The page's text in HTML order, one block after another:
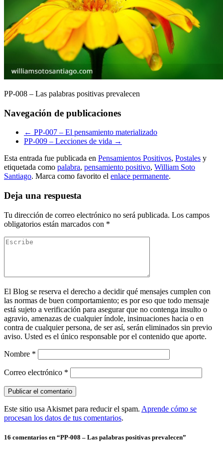
PP-008 – Las palabras positivas prevalecen
Navegación de publicaciones
← PP-007 – El pensamiento materializado
PP-009 – Lecciones de vida →
Esta entrada fue publicada en Pensamientos Positivos, Postales y
etiquetada como palabra, pensamiento positivo, William Soto
Santiago. Marca como favorito el enlace permanente.
Deja una respuesta
Tu dirección de correo electrónico no será publicada. Los campos
obligatorios están marcados con *
El Blog se reserva el derecho a decidir qué mensajes cumplen con
las normas de buen comportamiento; es por eso que todo mensaje
está sujeto a verificación para asegurar que no contenga insulto o
agravio, amenazas de cualquier índole, insinuaciones hacia o en
contra de cualquier persona, de ser así, serán eliminados sin previo
aviso. Usted es el único responsable por el contenido que aporte.
Nombre *
Correo electrónico *
Este sitio usa Akismet para reducir el spam. Aprende cómo se
procesan los datos de tus comentarios.
16 comentarios en “PP-008 – Las palabras positivas prevalecen”